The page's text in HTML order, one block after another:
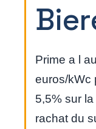
Prime a l
euros/kWc
5,5% sur
rachat du